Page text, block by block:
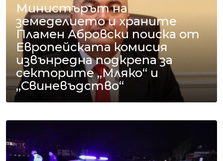
Министърът на
земеделието и храните
Пламен Абровски поиска от
Европейската комисия
извънредна подкрепа за
секторите „Мляко“ и
„Свиневъдство“